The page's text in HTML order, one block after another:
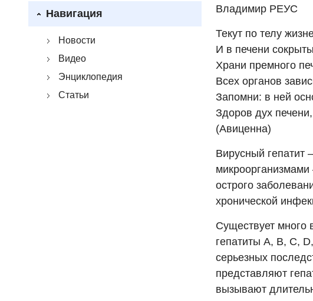
Навигация
Новости
Видео
Энциклопедия
Статьи
Владимир РЕУС
Текут по телу
И в печени
Храни премного
Всех органов
Запомни: в ней
Здоров дух
(Авиценна)
Вирусный гепатит
микроорганизмами
острого
хронической
Существует
гепатиты А, В, С,
серьезных
представляют
вызывают